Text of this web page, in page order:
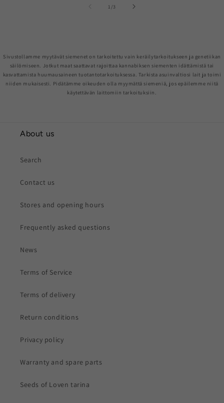
1 /of3
Sivustollamme myytävät siemenet on tarkoitettu vain keräilytarkoitukseen ja genetiikan
säilömiseen. Jotkut maat saattavat rajoittaa kannabiksen siementen idättämistä tai
kasvattamista huumausaineen tuotantotarkoituksessa. Tarkista asuinvaltiosi lait ja toimi
niiden mukaisesti. Pidätämme oikeuden olla myymättä siemeniä, jos epäilemme niitä
käytettävän laittomiin tarkoituksiin.
About us
Search
Contact us
Stores and opening hours
Frequently asked questions
News
Terms of Service
Terms of delivery
Return conditions
Privacy policy
Warranty and spare parts
Seeds of Loven tarina